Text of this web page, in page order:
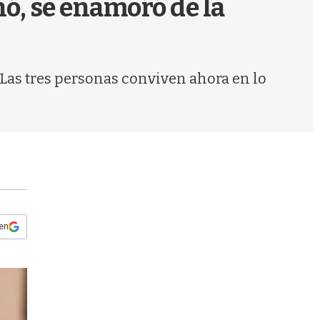
se enamoró de la
tres personas conviven ahora en lo